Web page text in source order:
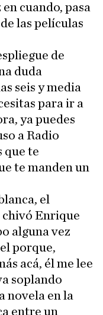
cuando, pasa
las películas
de
duda
seis y media
para ir a
ya puedes
a Radio
que te
te manden un
el
Enrique
alguna vez
porque,
acá, él me lee
soplando
novela en la
entre un